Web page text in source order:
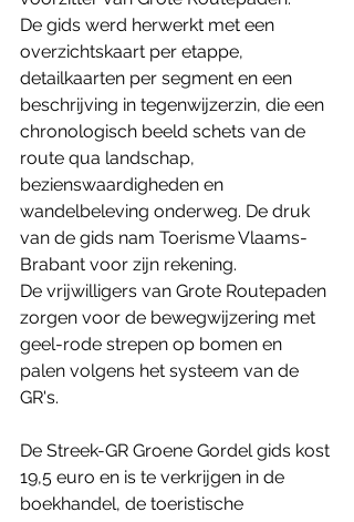
De gids werd herwerkt met een
overzichtskaart per etappe,
detailkaarten per segment en een
beschrijving in tegenwijzerzin, die een
chronologisch beeld schets van de
route qua landschap,
bezienswaardigheden en
wandelbeleving onderweg. De druk
van de gids nam Toerisme Vlaams-
Brabant voor zijn rekening.
De vrijwilligers van Grote Routepaden
zorgen voor de bewegwijzering met
geel-rode strepen op bomen en
palen volgens het systeem van de
GR's.
De Streek-GR Groene Gordel gids kost
19,5 euro en is te verkrijgen in de
boekhandel, de toeristische